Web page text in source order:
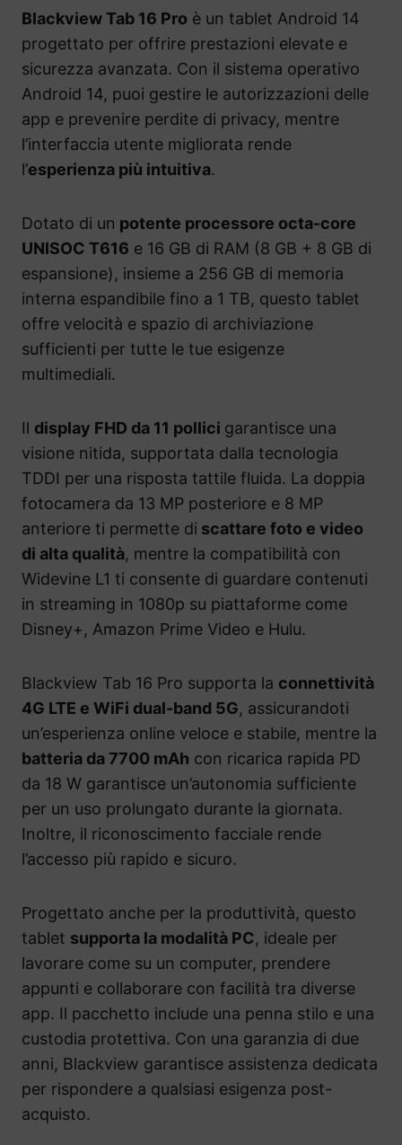
Blackview Tab 16 Pro è un tablet Android 14
progettato per offrire prestazioni elevate e
sicurezza avanzata. Con il sistema operativo
Android 14, puoi gestire le autorizzazioni delle
app e prevenire perdite di privacy, mentre
l’interfaccia utente migliorata rende
l’esperienza più intuitiva.
Dotato di un potente processore octa-core
UNISOC T616 e 16 GB di RAM (8 GB + 8 GB di
espansione), insieme a 256 GB di memoria
interna espandibile fino a 1 TB, questo tablet
offre velocità e spazio di archiviazione
sufficienti per tutte le tue esigenze
multimediali.
Il display FHD da 11 pollici garantisce una
visione nitida, supportata dalla tecnologia
TDDI per una risposta tattile fluida. La doppia
fotocamera da 13 MP posteriore e 8 MP
anteriore ti permette di scattare foto e video
di alta qualità, mentre la compatibilità con
Widevine L1 ti consente di guardare contenuti
in streaming in 1080p su piattaforme come
Disney+, Amazon Prime Video e Hulu.
Blackview Tab 16 Pro supporta la connettività
4G LTE e WiFi dual-band 5G, assicurandoti
un’esperienza online veloce e stabile, mentre la
batteria da 7700 mAh con ricarica rapida PD
da 18 W garantisce un’autonomia sufficiente
per un uso prolungato durante la giornata.
Inoltre, il riconoscimento facciale rende
l’accesso più rapido e sicuro.
Progettato anche per la produttività, questo
tablet supporta la modalità PC, ideale per
lavorare come su un computer, prendere
appunti e collaborare con facilità tra diverse
app. Il pacchetto include una penna stilo e una
custodia protettiva. Con una garanzia di due
anni, Blackview garantisce assistenza dedicata
per rispondere a qualsiasi esigenza post-
acquisto.